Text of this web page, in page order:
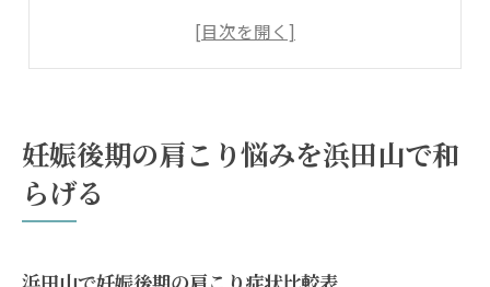
肩こりに悩む妊婦さんの声から学ぶケア法
妊娠後期に選びたい肩こり解消法一覧
妊娠後期の肩こり悩みを浜田山で和
らげる
浜田山で妊娠後期の肩こり症状比較表